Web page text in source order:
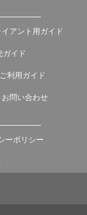
イアント用ガイド
ガイド
利用ガイド
お問い合わせ
ーポリシー